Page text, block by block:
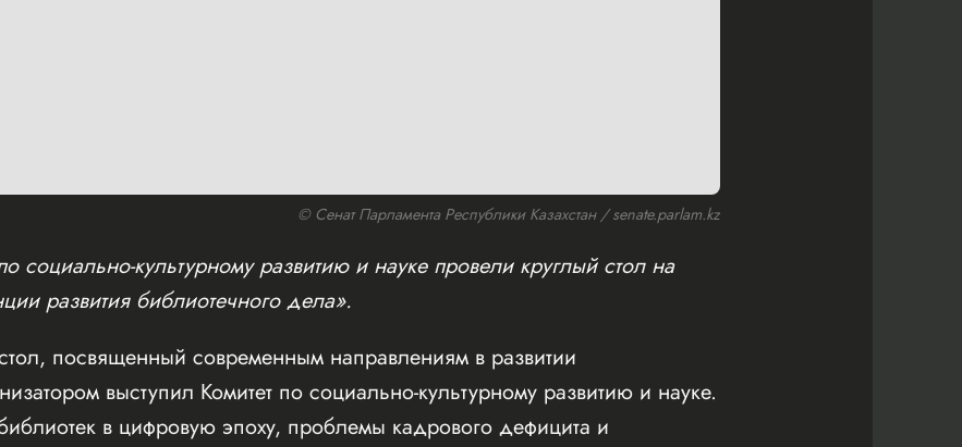
© Сенат Парламента Республики Казахстан / senate.parlam.kz
социально-культурному развитию и науке провели круглый стол на
развития библиотечного дела».
посвященный современным направлениям в развитии
выступил Комитет по социально-культурному развитию и науке.
в цифровую эпоху, проблемы кадрового дефицита и